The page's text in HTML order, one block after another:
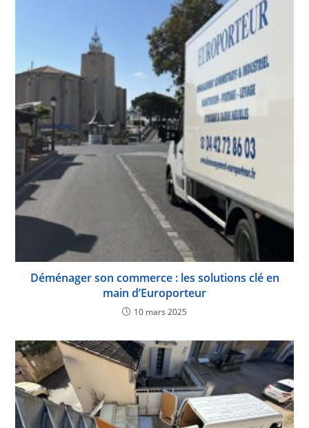
Déménager son commerce : les solutions clé en
main d’Europorteur
10 mars 2025